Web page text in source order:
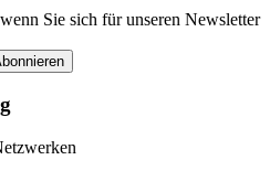
Sie sich für unseren Newsletter